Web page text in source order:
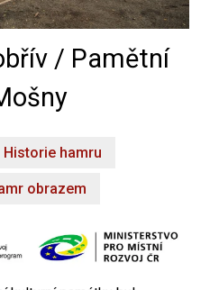
/ Pamětní
Historie hamru
obrazem